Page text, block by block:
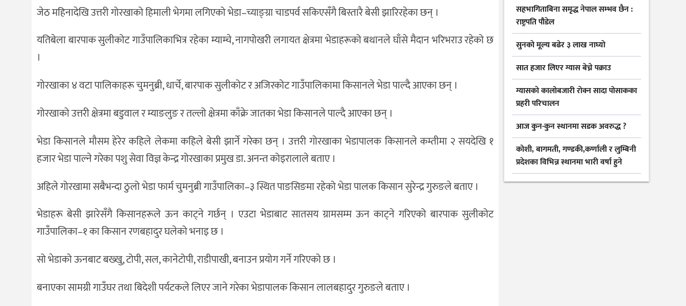
जेठ महिनादेखि उत्तरी गोरखाको हिमाली भेगमा लगिएको भेडा–च्याङ्ग्रा चाडपर्व सकिएसँगै बिस्तारै बेसी झारिरहेका छन् ।
यतिबेला बारपाक सुलीकोट गाउँपालिकाभित्र रहेका म्याम्चे, नागपोखरी लगायत क्षेत्रमा भेडाहरूको बथानले घाँसे मैदान भरिभराउ रहेको छ
।
गोरखाका ४ वटा पालिकाहरू चुमनुब्री, धार्चे, बारपाक सुलीकोट र अजिरकोट गाउँपालिकामा किसानले भेडा पाल्दै आएका छन् ।
गोरखाको उत्तरी क्षेत्रमा बडुवाल र म्याङलुङ र तल्लो क्षेत्रमा काँक्रे जातका भेडा किसानले पाल्दै आएका छन् ।
भेडा किसानले मौसम हेरेर कहिले लेकमा कहिले बेसी झार्ने गरेका छन् । उत्तरी गोरखाका भेडापालक किसानले कम्तीमा २ सयदेखि १
हजार भेडा पाल्ने गरेका पशु सेवा विज्ञ केन्द्र गोरखाका प्रमुख डा. अनन्त कोइरालाले बताए ।
अहिले गोरखामा सबैभन्दा ठुलो भेडा फार्म चुमनुब्री गाउँपालिका–३ स्थित पाङसिङमा रहेको भेडा पालक किसान सुरेन्द्र गुरुङले बताए ।
भेडाहरू बेसी झारेसँगै किसानहरूले ऊन काट्ने गर्छन् । एउटा भेडाबाट सातसय ग्रामसम्म ऊन काट्ने गरिएको बारपाक सुलीकोट
गाउँपालिका–१ का किसान रणबहादुर घलेको भनाइ छ ।
सो भेडाको ऊनबाट बख्खु, टोपी, सल, कानेटोपी, राडीपाखी, बनाउन प्रयोग गर्ने गरिएको छ ।
बनाएका सामग्री गाउँघर तथा बिदेशी पर्यटकले लिएर जाने गरेका भेडापालक किसान लालबहादुर गुरुङले बताए ।
सहभागिताबिना समृद्ध नेपाल सम्भव छैन :
राष्ट्रपति पौडेल
सुनकाे मूल्य बढेर ३ लाख नाघ्याे
सात हजार लिएर ग्यास बेच्ने पक्राउ
ग्यासकाे कालोबजारी राेक्न सादा पोसाकका
प्रहरी परिचालन
आज कुन-कुन स्थानमा सडक अवरुद्ध ?
कोशी, बागमती, गण्डकी,कर्णाली र लुम्बिनी
प्रदेशका विभिन्न स्थानमा भारी वर्षा हुने